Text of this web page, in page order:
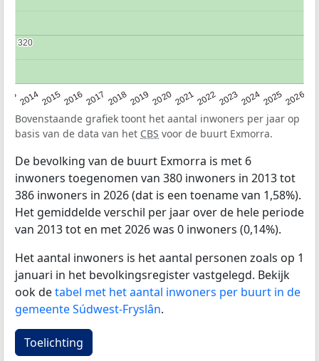
2014201520162017 20182019 2020202120222023202420252026
320
320
Bovenstaande grafiek toont het aantal inwoners per jaar op
basis van de data van het CBS voor de buurt Exmorra.
De bevolking van de buurt Exmorra is met 6
inwoners toegenomen van 380 inwoners in 2013 tot
386 inwoners in 2026 (dat is een toename van 1,58%).
Het gemiddelde verschil per jaar over de hele periode
van 2013 tot en met 2026 was 0 inwoners (0,14%).
Het aantal inwoners is het aantal personen zoals op 1
januari in het bevolkingsregister vastgelegd. Bekijk
ook detabel met het aantal inwoners per buurt in de
gemeente Súdwest-Fryslân.
Toelichting